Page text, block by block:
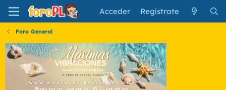
Acceder Regístrate
Foro General